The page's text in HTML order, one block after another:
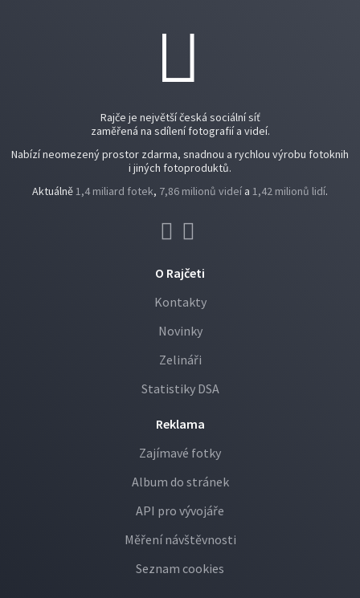
Rajče je největší česká sociální síť
zaměřená na sdílení fotografií a videí.
Nabízí neomezený prostor zdarma, snadnou a rychlou výrobu fotoknih
i jiných fotoproduktů.
Aktuálně1,4 miliard fotek, 7,86 milionů videí a 1,42 milionů lidí.
O Rajčeti
Kontakty
Novinky
Zelináři
Statistiky DSA
Reklama
Zajímavé fotky
Album do stránek
API pro vývojáře
Měření návštěvnosti
Seznam cookies